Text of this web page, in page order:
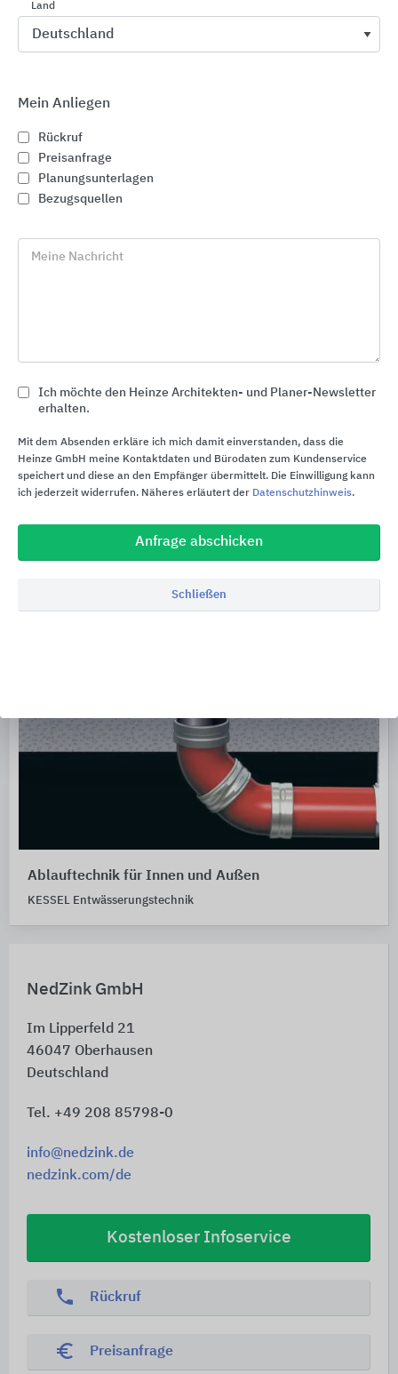
NedZink GmbH
Im Lipperfeld 21
46047 Oberhausen
Deutschland
Tel. +49 208 85798-0
info@nedzink.de
nedzink.com/de
Kostenloser Infoservice
phone Rückruf
euro_symbol Preisanfrage
Roto Dachfenster
Roto Frank DST
Ablauftechnik für Innen und Außen
KESSEL Entwässerungstechnik
Land
Mein Anliegen
Rückruf
Preisanfrage
Planungsunterlagen
Bezugsquellen
Meine Nachricht
Ich möchte den Heinze Architekten- und Planer-Newsletter
erhalten.
Mit dem Absenden erkläre ich mich damit einverstanden, dass die
Heinze GmbH meine Kontaktdaten und Bürodaten zum Kundenservice
speichert und diese an den Empfänger übermittelt. Die Einwilligung kann
ich jederzeit widerrufen. Näheres erläutert der Datenschutzhinweis.
Anfrage abschicken
Schließen